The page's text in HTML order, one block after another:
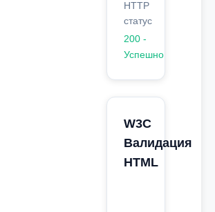
HTTP
статус
200 -
Успешно
W3C
Валидация
HTML